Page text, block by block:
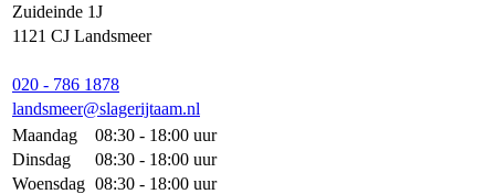
Zuideinde 1J
1121 CJ Landsmeer
020 - 786 1878
landsmeer@slagerijtaam.nl
Maandag
08:30 - 18:00 uur
Dinsdag
08:30 - 18:00 uur
Woensdag 08:30 - 18:00 uur